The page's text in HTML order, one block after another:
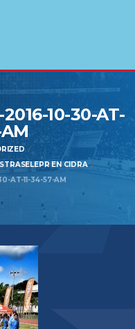
10-30-AT-
EN CIDRA
AT-11-34-57-AM